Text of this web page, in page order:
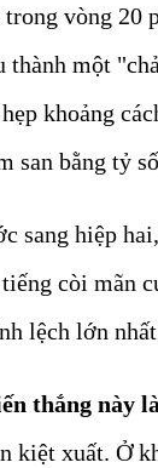
vòng 20
thành một
khoảng
san bằng tỷ
sang hiệp
còi mãn
lệch lớn
thắng này
kiệt xuất. Ở